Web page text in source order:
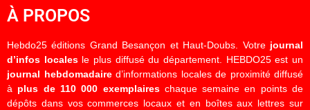
À PROPOS
Hebdo25 éditions Grand Besançon et Haut-Doubs. Votre journal
d’infos localesle plus diffusé du département. HEBDO25 est un
journal hebdomadaired’informations locales de proximité diffusé
à plus de 110 000 exemplaireschaque semaine en points de
dépôts dans vos commerces locaux et en boîtes aux lettres sur